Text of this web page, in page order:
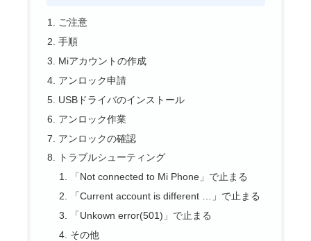
ご注意
手順
Miアカウントの作成
アンロック申請
USBドライバのインストール
アンロック作業
アンロックの確認
トラブルシューティング
「Not connected to Mi Phone」で止まる
「Current account is different …」で止まる
「Unkown error(501)」で止まる
その他